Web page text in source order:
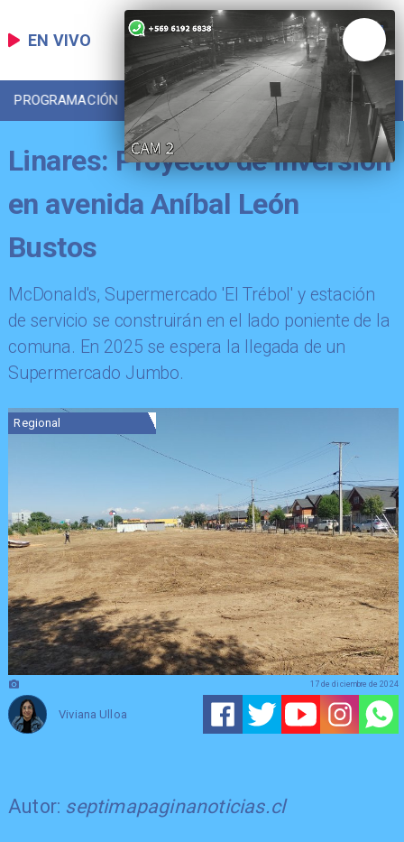
EN VIVO
PROGRAMACIÓN LOCAL DEPORTES
Linares: Proyecto de inversión
en avenida Aníbal León
Bustos
McDonald's, Supermercado 'El Trébol' y estación
de servicio se construirán en el lado poniente de la
comuna. En 2025 se espera la llegada de un
Supermercado Jumbo.
Regional
Viviana Ulloa
17 de diciembre de 2024
Autor: septimapaginanoticias.cl